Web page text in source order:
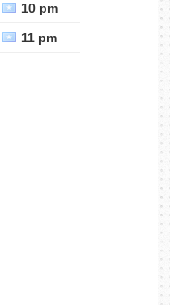
10 pm
11 pm